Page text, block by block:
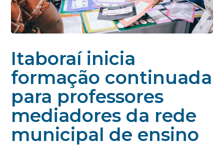
Itaboraí inicia
formação continuada
para professores
mediadores da rede
municipal de ensino